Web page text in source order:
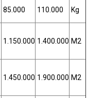
85.000 110.000 Kg
1.150.000 1.400.000 M2
1.450.000 1.900.000 M2